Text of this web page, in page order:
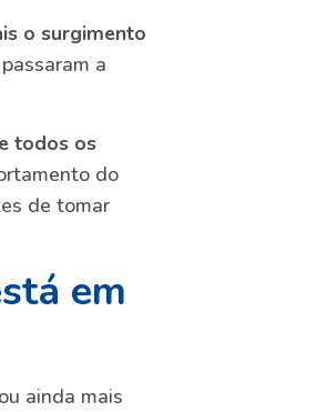
o surgimento
a
todos os
do
de tomar
em
ainda mais